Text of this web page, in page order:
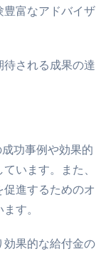
豊富なアドバイザ
待される成果の達
功事例や効果的
います。また、
進するためのオ
す。
効果的な給付金の